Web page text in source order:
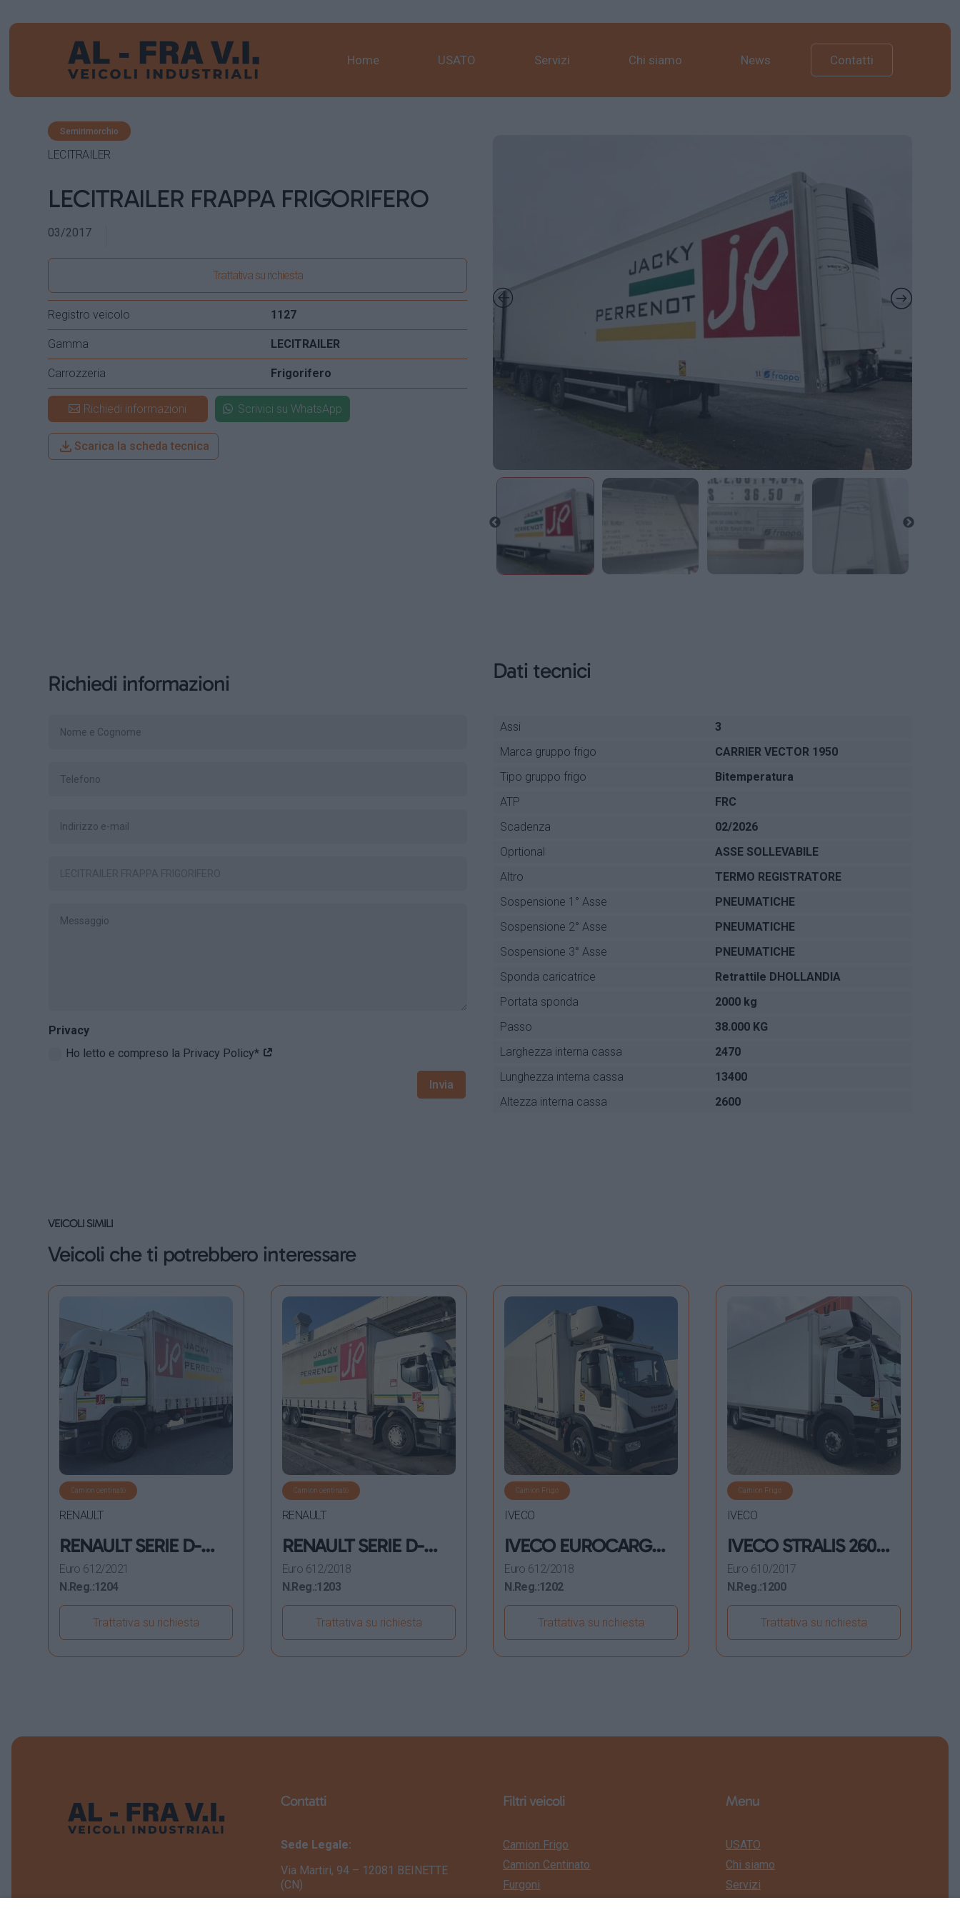
Home USATO Servizi Chi siamo News Contatti
Semirimorchio
LECITRAILER
LECITRAILER FRAPPA FRIGORIFERO
03/2017
Trattativa su richiesta
Registro veicolo 1127
Gamma LECITRAILER
Carrozzeria Frigorifero
Richiedi informazioni Scrivici su WhatsApp
Scarica la scheda tecnica
Richiedi informazioni
Privacy
Ho letto e compreso la Privacy Policy*
Invia
Dati tecnici
Assi
3
Marca gruppo frigo
CARRIER VECTOR 1950
Tipo gruppo frigo
Bitemperatura
ATP
FRC
Scadenza
02/2026
Oprtional
ASSE SOLLEVABILE
Altro
TERMO REGISTRATORE
Sospensione 1° Asse
PNEUMATICHE
Sospensione 2° Asse
PNEUMATICHE
Sospensione 3° Asse
PNEUMATICHE
Sponda caricatrice
Retrattile DHOLLANDIA
Portata sponda
2000 kg
Passo
38.000 KG
Larghezza interna cassa
2470
Lunghezza interna cassa
13400
Altezza interna cassa
2600
VEICOLI SIMILI
Veicoli che ti potrebbero interessare
Camion centinato
RENAULT
RENAULT SERIE D-
WIDE 26 – 380 E6
CENTINATO 6X2
Euro 612/2021
N.Reg.:1204
Trattativa su richiesta
Camion centinato
RENAULT
RENAULT SERIE D-
WIDE 26 – 380 E6
CENTINATO 6X2
Euro 612/2018
N.Reg.:1203
Trattativa su richiesta
Camion Frigo
IVECO
IVECO EUROCARGO
120 E 19 P E6
FRIGORIFERO
Euro 612/2018
N.Reg.:1202
Trattativa su richiesta
Camion Frigo
IVECO
IVECO STRALIS 260
AD 360 YPS E6
FRIGORIFERO
Euro 610/2017
N.Reg.:1200
Trattativa su richiesta
Contatti
Sede Legale:
Via Martiri, 94 – 12081 BEINETTE
(CN)
Filtri veicoli
Camion Frigo
Camion Centinato
Furgoni
Menu
USATO
Chi siamo
Servizi